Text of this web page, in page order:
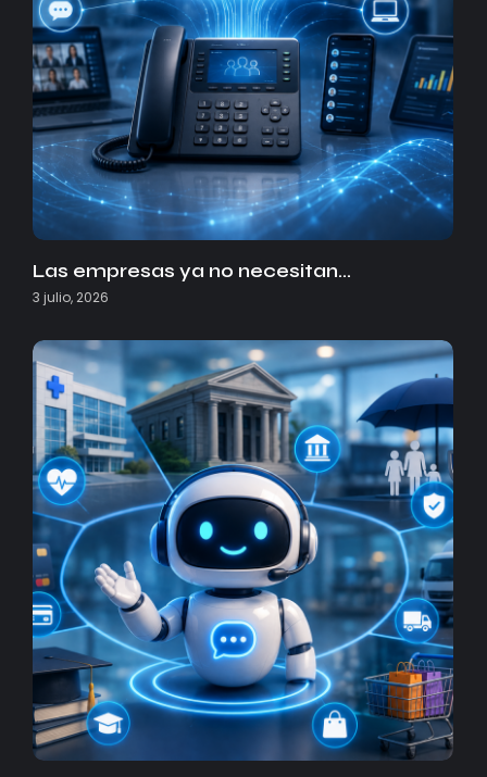
Las empresas ya no necesitan…
3 julio, 2026